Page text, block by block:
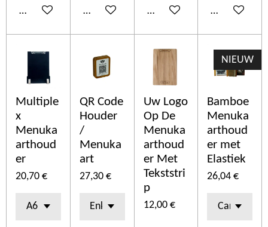
Añadir al carritoAñadir al carritoAñadir al carritoAñadir al
Multiple
x
Menuka
arthoud
er
20,70 €
QR Code
Houder
/
Menuka
art
27,30 €
Uw Logo
Op De
Menuka
arthoud
er Met
Tekststri
p
12,00 €
NIEUW
Bamboe
Menuka
arthoud
er met
Elastiek
26,04 €